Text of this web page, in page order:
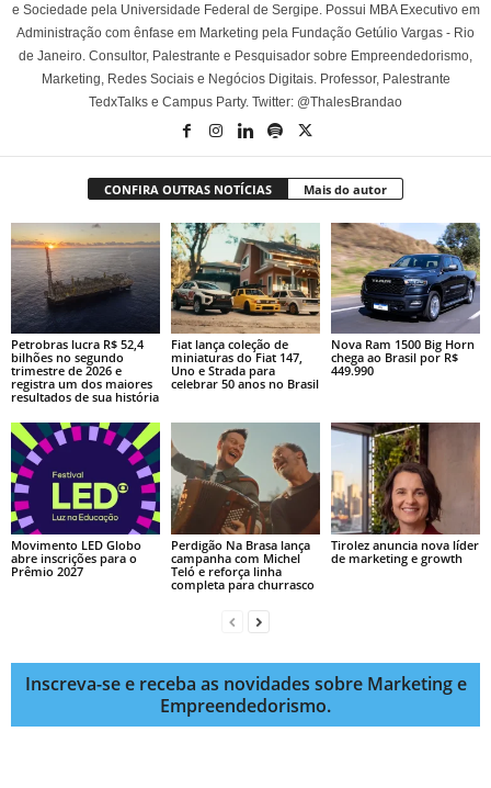
e Sociedade pela Universidade Federal de Sergipe. Possui MBA Executivo em
Administração com ênfase em Marketing pela Fundação Getúlio Vargas - Rio
de Janeiro. Consultor, Palestrante e Pesquisador sobre Empreendedorismo,
Marketing, Redes Sociais e Negócios Digitais. Professor, Palestrante
TedxTalks e Campus Party. Twitter: @ThalesBrandao
CONFIRA OUTRAS NOTÍCIAS Mais do autor
Petrobras lucra R$ 52,4
bilhões no segundo
trimestre de 2026 e
registra um dos maiores
resultados de sua história
Fiat lança coleção de
miniaturas do Fiat 147,
Uno e Strada para
celebrar 50 anos no Brasil
Nova Ram 1500 Big Horn
chega ao Brasil por R$
449.990
Movimento LED Globo
abre inscrições para o
Prêmio 2027
Perdigão Na Brasa lança
campanha com Michel
Teló e reforça linha
completa para churrasco
Tirolez anuncia nova líder
de marketing e growth
Inscreva-se e receba as novidades sobre Marketing e
Empreendedorismo.